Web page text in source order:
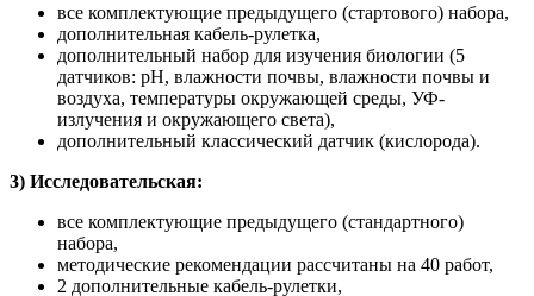
все комплектующие предыдущего (стартового) набора,
дополнительная кабель-рулетка,
дополнительный набор для изучения биологии (5
датчиков: pH, влажности почвы, влажности почвы и
воздуха, температуры окружающей среды, УФ-
излучения и окружающего света),
дополнительный классический датчик (кислорода).
3) Исследовательская:
все комплектующие предыдущего (стандартного)
набора,
методические рекомендации рассчитаны на 40 работ,
2 дополнительные кабель-рулетки,